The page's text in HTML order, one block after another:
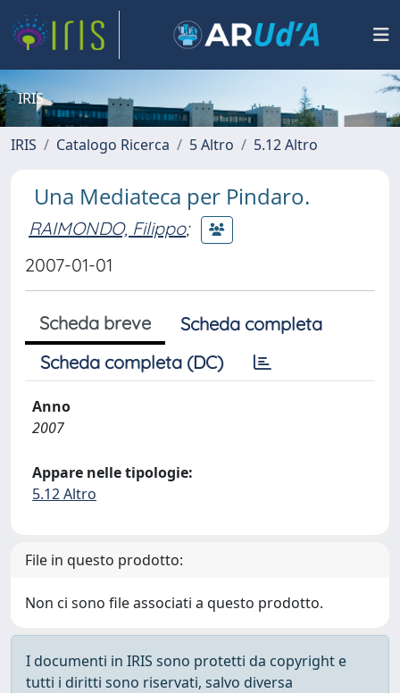
IRIS
IRIS Catalogo Ricerca 5 Altro 5.12 Altro
Una Mediateca per Pindaro.
RAIMONDO, Filippo;
2007-01-01
Scheda breve
Scheda completa
Scheda completa (DC)
Anno
2007
Appare nelle tipologie:
5.12 Altro
File in questo prodotto:
Non ci sono file associati a questo prodotto.
I documenti in IRIS sono protetti da copyright e
tutti i diritti sono riservati, salvo diversa